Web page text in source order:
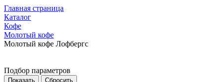
Главная страница
Каталог
Кофе
Молотый кофе
Молотый кофе Лофбергс
Подбор параметров